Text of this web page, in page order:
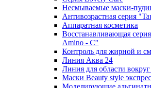
Несмываемые маски-
Антивозрастная серия
Аппаратная косметика
Восстанавливающая
Amino - C"
Контроль для жирной и
Линия Аква 24
Линия для области вокруг
Маски Beauty style
Моделирующие